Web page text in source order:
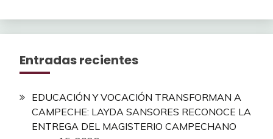
Entradas recientes
EDUCACIÓN Y VOCACIÓN TRANSFORMAN A
CAMPECHE: LAYDA SANSORES RECONOCE LA
ENTREGA DEL MAGISTERIO CAMPECHANO